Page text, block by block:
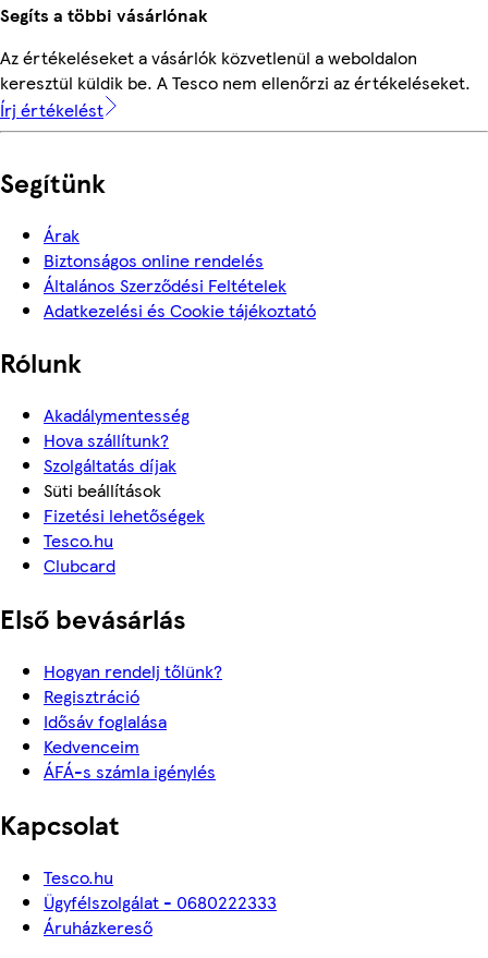
Segíts a többi vásárlónak
Az értékeléseket a vásárlók közvetlenül a weboldalon
keresztül küldik be. A Tesco nem ellenőrzi az értékeléseket.
Írj értékelést
Segítünk
Árak
Biztonságos online rendelés
Általános Szerződési Feltételek
Adatkezelési és Cookie tájékoztató
Rólunk
Akadálymentesség
Hova szállítunk?
Szolgáltatás díjak
Süti beállítások
Fizetési lehetőségek
Tesco.hu
Clubcard
Első bevásárlás
Hogyan rendelj tőlünk?
Regisztráció
Idősáv foglalása
Kedvenceim
ÁFÁ-s számla igénylés
Kapcsolat
Tesco.hu
Ügyfélszolgálat - 0680222333
Áruházkereső